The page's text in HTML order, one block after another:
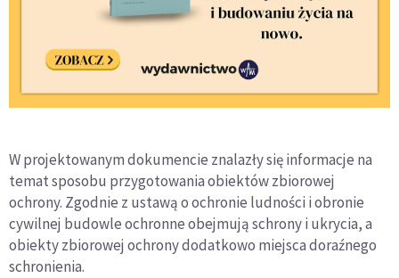
W projektowanym dokumencie znalazły się informacje na
temat sposobu przygotowania obiektów zbiorowej
ochrony. Zgodnie z ustawą o ochronie ludności i obronie
cywilnej budowle ochronne obejmują schrony i ukrycia, a
obiekty zbiorowej ochrony dodatkowo miejsca doraźnego
schronienia.